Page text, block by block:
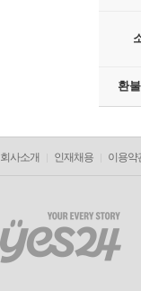
환
회사소개 인재채용 이용약